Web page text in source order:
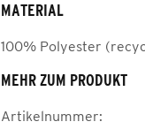
MATERIAL
100% Polyester
MEHR ZUM PRODUKT
Artikelnummer: